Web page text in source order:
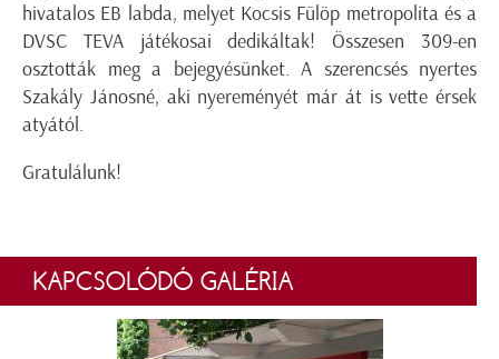
hivatalos EB labda, melyet Kocsis Fülöp metropolita és a
DVSC TEVA játékosai dedikáltak! Összesen 309-en
osztották meg a bejegyésünket. A szerencsés nyertes
Szakály Jánosné, aki nyereményét már át is vette érsek
atyától.
Gratulálunk!
KAPCSOLÓDÓ GALÉRIA